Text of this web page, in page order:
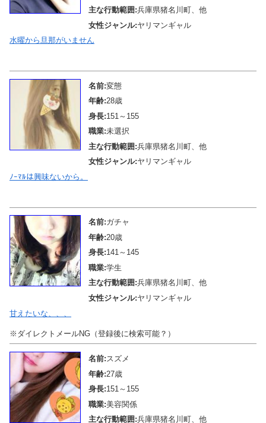
主な行動範囲:兵庫県猪名川町、他
女性ジャンル:ヤリマンギャル
水曜から旦那がいません
名前:変態
年齢:28歳
身長:151～155
職業:未選択
主な行動範囲:兵庫県猪名川町、他
女性ジャンル:ヤリマンギャル
ﾉｰﾏﾙは興味ないから。
名前:ガチャ
年齢:20歳
身長:141～145
職業:学生
主な行動範囲:兵庫県猪名川町、他
女性ジャンル:ヤリマンギャル
甘えたいな、、、
※ダイレクトメールNG（登録後に検索可能？）
名前:スズメ
年齢:27歳
身長:151～155
職業:美容関係
主な行動範囲:兵庫県猪名川町、他